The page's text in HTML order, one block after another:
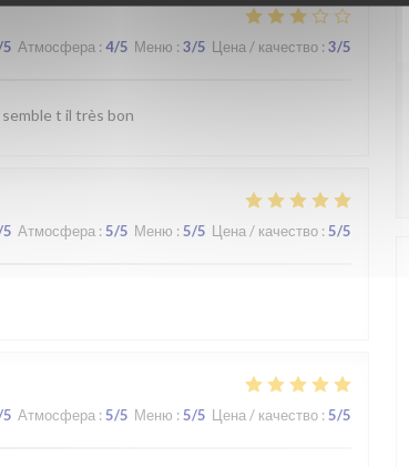
Атмосфера : 4/5 Меню : 3/5 Цена / качество : 3/5
t il très bon
Атмосфера : 5/5 Меню : 5/5 Цена / качество : 5/5
Атмосфера : 5/5 Меню : 5/5 Цена / качество : 5/5